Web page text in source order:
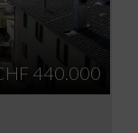
440.000